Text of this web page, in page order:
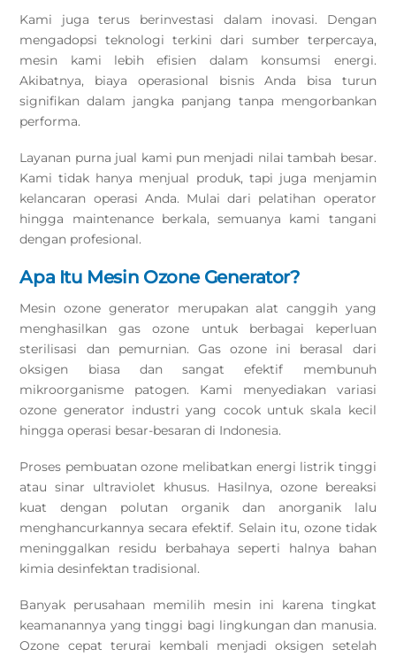
Kami juga terus berinvestasi dalam inovasi. Dengan
mengadopsi teknologi terkini dari sumber terpercaya,
mesin kami lebih efisien dalam konsumsi energi.
Akibatnya, biaya operasional bisnis Anda bisa turun
signifikan dalam jangka panjang tanpa mengorbankan
performa.
Layanan purna jual kami pun menjadi nilai tambah besar.
Kami tidak hanya menjual produk, tapi juga menjamin
kelancaran operasi Anda. Mulai dari pelatihan operator
hingga maintenance berkala, semuanya kami tangani
dengan profesional.
Apa Itu Mesin Ozone Generator?
Mesin ozone generator merupakan alat canggih yang
menghasilkan gas ozone untuk berbagai keperluan
sterilisasi dan pemurnian. Gas ozone ini berasal dari
oksigen biasa dan sangat efektif membunuh
mikroorganisme patogen. Kami menyediakan variasi
ozone generator industri yang cocok untuk skala kecil
hingga operasi besar-besaran di Indonesia.
Proses pembuatan ozone melibatkan energi listrik tinggi
atau sinar ultraviolet khusus. Hasilnya, ozone bereaksi
kuat dengan polutan organik dan anorganik lalu
menghancurkannya secara efektif. Selain itu, ozone tidak
meninggalkan residu berbahaya seperti halnya bahan
kimia desinfektan tradisional.
Banyak perusahaan memilih mesin ini karena tingkat
keamanannya yang tinggi bagi lingkungan dan manusia.
Ozone cepat terurai kembali menjadi oksigen setelah